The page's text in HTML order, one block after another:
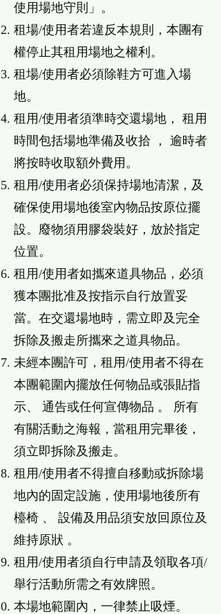
使⽤場地守則」。
租場/使⽤者若違反本規則，本團有
權停⽌其租⽤場地之權利。
租場/使⽤者必須除鞋⽅可進入場
地。
租⽤/使⽤者須準時交還場地， 租⽤
時間包括場地準備及收拾 ， 逾時者
將按時收取額外費⽤。
租⽤/使⽤者必須保持場地清潔，及
確保使⽤場地後室內物品按原位擺
設。廢物須⽤膠袋裝好，放於指定
位置。
租⽤/使⽤者如攜來道具物品，必須
獲本團批准及按指⽰⾃⾏放置妥
當。在交還場地時，需立即及完全
拆除及搬⾛所攜來之道具物品。
未經本團許可，租⽤/使⽤者不得在
本團範圍內擺放任何物品或張貼指
⽰、 通告或任何宣傳物品 。 所有
有關活動之海報，當租⽤完畢後，
須立即拆除及搬⾛。
租⽤/使⽤者不得擅⾃移動或拆除場
地內的固定設施，使⽤場地後所有
檯椅 、 設備及⽤品須安放回原位及
維持原狀 。
租⽤/使⽤者須⾃⾏申請及領取各項/
舉⾏活動所需之有效牌照。
本場地範圍內，⼀律禁⽌吸煙。